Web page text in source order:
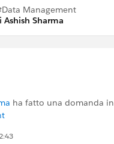
Management
Sharma
ha fatto una domanda in